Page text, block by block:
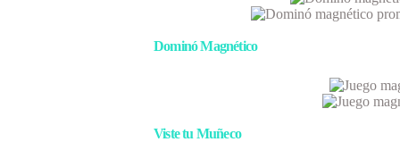
Dominó Magnético
Viste tu Muñeco